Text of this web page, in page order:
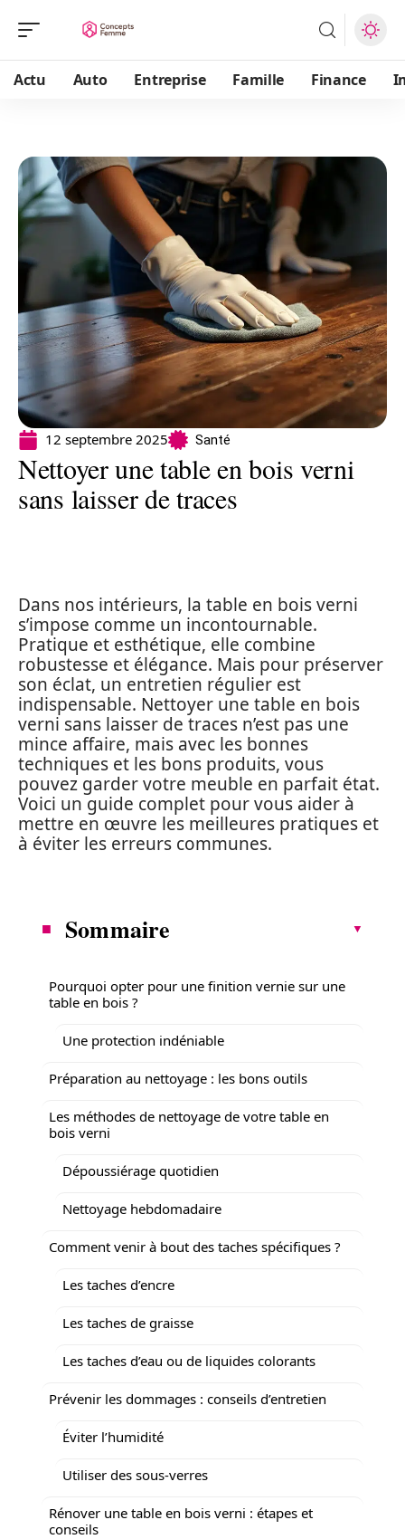
Actu Auto Entreprise Famille Finance
12 septembre 2025 Santé
Nettoyer une table en bois verni
sans laisser de traces
Dans nos intérieurs, la table en bois verni
s’impose comme un incontournable.
Pratique et esthétique, elle combine
robustesse et élégance. Mais pour préserver
son éclat, un entretien régulier est
indispensable. Nettoyer une table en bois
verni sans laisser de traces n’est pas une
mince affaire, mais avec les bonnes
techniques et les bons produits, vous
pouvez garder votre meuble en parfait état.
Voici un guide complet pour vous aider à
mettre en œuvre les meilleures pratiques et
à éviter les erreurs communes.
Sommaire
Pourquoi opter pour une finition vernie sur une
table en bois ?
Une protection indéniable
Préparation au nettoyage : les bons outils
Les méthodes de nettoyage de votre table en
bois verni
Dépoussiérage quotidien
Nettoyage hebdomadaire
Comment venir à bout des taches spécifiques ?
Les taches d’encre
Les taches de graisse
Les taches d’eau ou de liquides colorants
Prévenir les dommages : conseils d’entretien
Éviter l’humidité
Utiliser des sous-verres
Rénover une table en bois verni : étapes et
conseils